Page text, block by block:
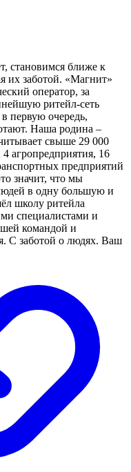
становимся ближе к
их заботой. «Магнит»
оператор, за
ритейл-сеть
первую очередь,
Наша родина –
свыше 29 000
агропредприятия, 16
предприятий
значит, что мы
в одну большую и
школу ритейла
специалистами и
командой и
С заботой о людях. Ваш